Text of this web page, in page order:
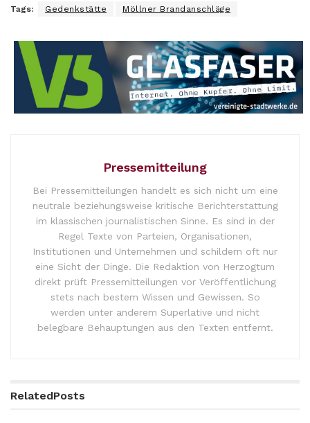
Tags: Gedenkstätte Möllner Brandanschläge
Pressemitteilung
Bei Pressemitteilungen handelt es sich nicht um eine
neutrale beziehungsweise kritische Berichterstattung
im klassischen journalistischen Sinne. Es sind in der
Regel Texte von Parteien, Organisationen,
Institutionen und Unternehmen und schildern oft nur
eine Sicht der Dinge. Die Redaktion von Herzogtum
direkt prüft Pressemitteilungen vor Veröffentlichung
stets nach bestem Wissen und Gewissen. So
werden unter anderem Superlative und nicht
belegbare Behauptungen aus den Texten entfernt.
RelatedPosts